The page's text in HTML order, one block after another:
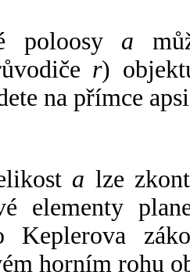
poloosy a
r)
na přímce
a lze
elementy
Keplerova
horním rohu